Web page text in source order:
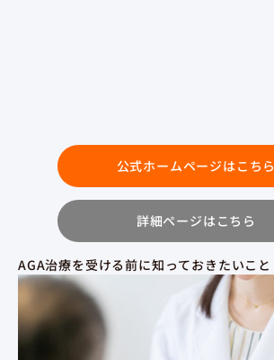
公式ホームページはこちら
詳細ページはこちら
AGA治療を受ける前に知っておきたいこと